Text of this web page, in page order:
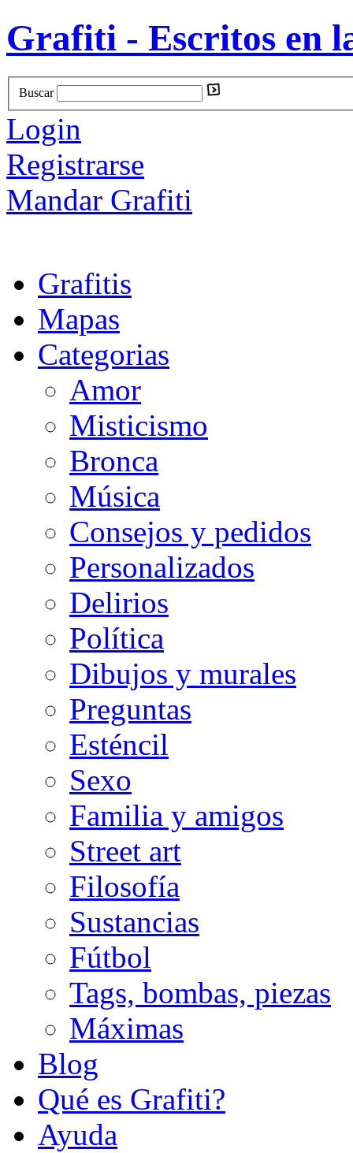
Grafiti - Escritos en
Buscar
Login
Registrarse
Mandar Grafiti
Grafitis
Mapas
Categorias
Amor
Misticismo
Bronca
Música
Consejos y pedidos
Personalizados
Delirios
Política
Dibujos y murales
Preguntas
Esténcil
Sexo
Familia y amigos
Street art
Filosofía
Sustancias
Fútbol
Tags, bombas, piezas
Máximas
Blog
Qué es Grafiti?
Ayuda